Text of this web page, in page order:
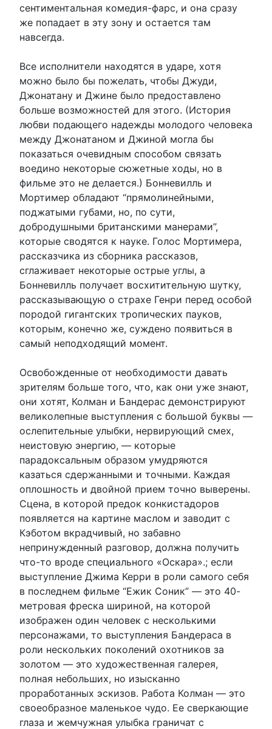
сентиментальная комедия-фарс, и она сразу
же попадает в эту зону и остается там
навсегда.
Все исполнители находятся в ударе, хотя
можно было бы пожелать, чтобы Джуди,
Джонатану и Джине было предоставлено
больше возможностей для этого. (История
любви подающего надежды молодого человека
между Джонатаном и Джиной могла бы
показаться очевидным способом связать
воедино некоторые сюжетные ходы, но в
фильме это не делается.) Бонневилль и
Мортимер обладают “прямолинейными,
поджатыми губами, но, по сути,
добродушными британскими манерами”,
которые сводятся к науке. Голос Мортимера,
рассказчика из сборника рассказов,
сглаживает некоторые острые углы, а
Бонневилль получает восхитительную шутку,
рассказывающую о страхе Генри перед особой
породой гигантских тропических пауков,
которым, конечно же, суждено появиться в
самый неподходящий момент.
Освобожденные от необходимости давать
зрителям больше того, что, как они уже знают,
они хотят, Колман и Бандерас демонстрируют
великолепные выступления с большой буквы —
ослепительные улыбки, нервирующий смех,
неистовую энергию, — которые
парадоксальным образом умудряются
казаться сдержанными и точными. Каждая
оплошность и двойной прием точно выверены.
Сцена, в которой предок конкистадоров
появляется на картине маслом и заводит с
Кэботом вкрадчивый, но забавно
непринужденный разговор, должна получить
что-то вроде специального «Оскара».; если
выступление Джима Керри в роли самого себя
в последнем фильме “Ежик Соник” — это 40-
метровая фреска шириной, на которой
изображен один человек с несколькими
персонажами, то выступления Бандераса в
роли нескольких поколений охотников за
золотом — это художественная галерея,
полная небольших, но изысканно
проработанных эскизов. Работа Колман — это
своеобразное маленькое чудо. Ее сверкающие
глаза и жемчужная улыбка граничат с